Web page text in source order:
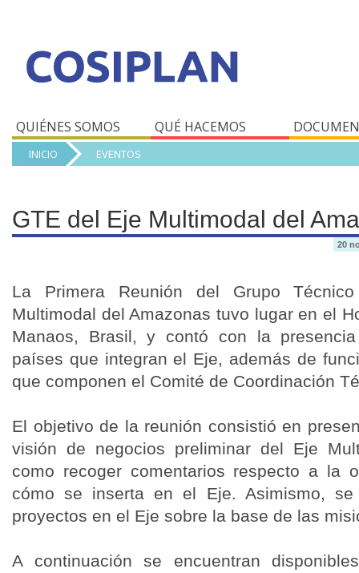
QUIÉNES SOMOS QUÉ HACEMOS
INICIO EVENTOS
GTE del Eje Multimodal del
20
La Primera Reunión del Grupo
Multimodal del Amazonas tuvo lugar en el
Manaos, Brasil, y contó con la
países que integran el Eje, además de
que componen el Comité de Coordinación
El objetivo de la reunión consistió en
visión de negocios preliminar del Eje
como recoger comentarios respecto a la
cómo se inserta en el Eje. Asimismo, se
proyectos en el Eje sobre la base de las
A continuación se encuentran